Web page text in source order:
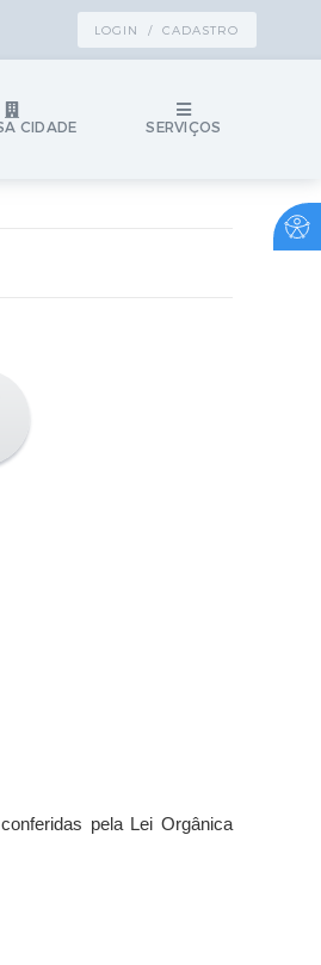
LOGIN / CADASTRO
CIDADE SERVIÇOS
pela Lei Orgânica